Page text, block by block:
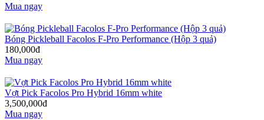
Mua ngay
Bóng Pickleball Facolos F-Pro Performance (Hộp 3 quả)
180,000đ
Mua ngay
Vợt Pick Facolos Pro Hybrid 16mm white
3,500,000đ
Mua ngay